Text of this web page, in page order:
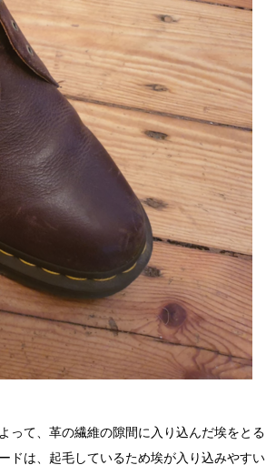
って、革の繊維の隙間に入り込んだ埃をとる
ドは、起毛しているため埃が入り込みやすい